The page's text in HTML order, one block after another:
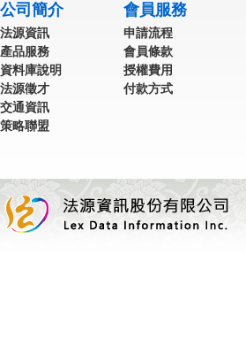
公司簡介
法源資訊
產品服務
資料庫說明
法源徵才
交通資訊
策略聯盟
會員服務
申請流程
會員條款
授權費用
付款方式